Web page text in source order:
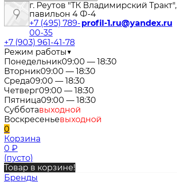
г. Реутов "ТК Владимирский Тракт",
павильон 4 Ф-4
profil-1.ru@yandex.ru
+7 (495) 789-
00-35
+7 (903) 961-41-78
Режим работы▼
Понедельник09:00 — 18:30
Вторник09:00 — 18:30
Среда09:00 — 18:30
Четверг09:00 — 18:30
Пятница09:00 — 18:30
Субботавыходной
Воскресеньевыходной
0
Корзина
0 ₽
(пусто)
Товар в корзине!
Бренды